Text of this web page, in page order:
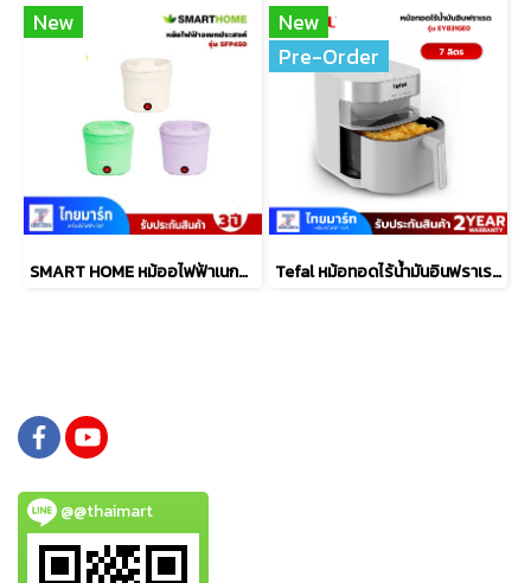
New
SMART HOME หม้ออไฟฟ้าเนกประสงค์ 1 ลิตร รุ่น SFP450
New
Pre-Order
Tefal หม้อทอดไร้น้ำมันอินฟราเรด ระบบดิจิทัล ขนาด 7 ลิตร รุ่น EY831GE0​
@@thaimart